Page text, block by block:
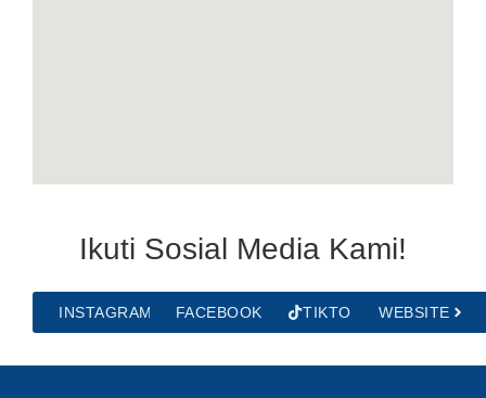
Ikuti Sosial Media Kami!
INSTAGRAM FACEBOOK TIKTOK WEBSITE